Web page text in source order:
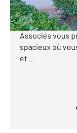
[Beau T3 de
Cellier et place
Associés vous
spacieux où
et ...